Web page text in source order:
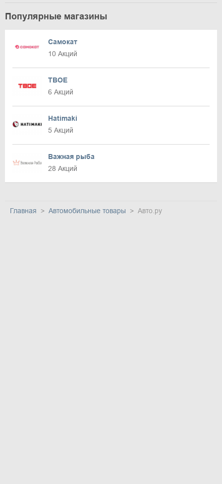
Популярные магазины
Самокат
10 Акций
ТВОЕ
6 Акций
Hatimaki
5 Акций
Важная рыба
28 Акций
Главная Автомобильные товары Авто.ру